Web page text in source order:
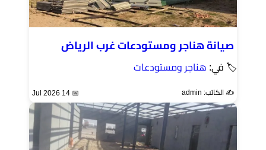
صيانة هناجر ومستودعات غرب الرياض
🏷 في: هناجر ومستودعات
✍️ الكاتب: admin 📅 14 Jul 2026